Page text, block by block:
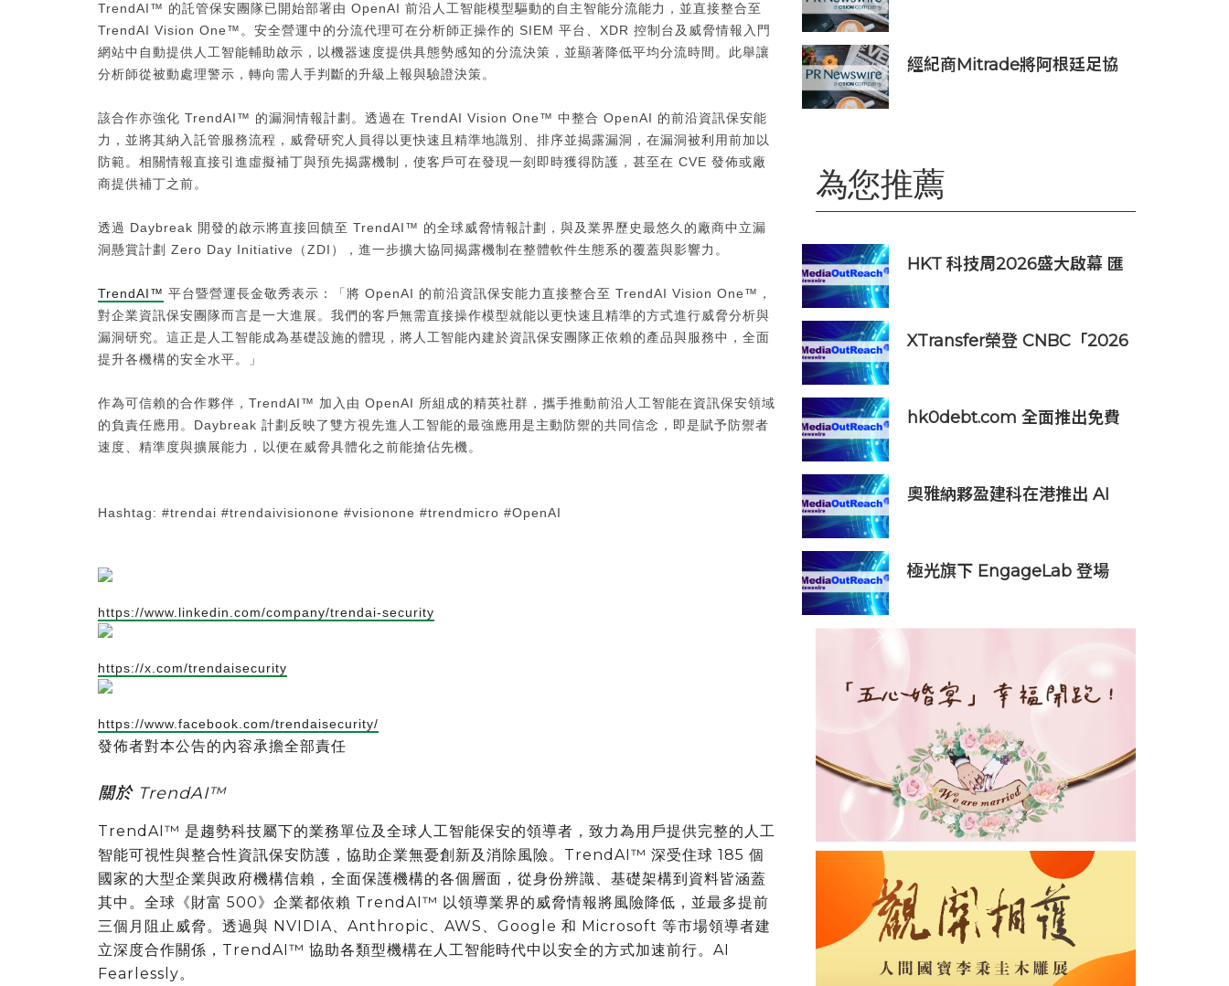
TrendAI™ 的託管保安團隊已開始部署由 OpenAI 前沿人工智能模型驅動的自主智能分流能力，並直接整合至
TrendAI Vision One™。安全營運中的分流代理可在分析師正操作的 SIEM 平台、XDR 控制台及威脅情報入門
網站中自動提供人工智能輔助啟示，以機器速度提供具態勢感知的分流決策，並顯著降低平均分流時間。此舉讓
分析師從被動處理警示，轉向需人手判斷的升級上報與驗證決策。
該合作亦強化 TrendAI™ 的漏洞情報計劃。透過在 TrendAI Vision One™ 中整合 OpenAI 的前沿資訊保安能
力，並將其納入託管服務流程，威脅研究人員得以更快速且精準地識別、排序並揭露漏洞，在漏洞被利用前加以
防範。相關情報直接引進虛擬補丁與預先揭露機制，使客戶可在發現一刻即時獲得防護，甚至在 CVE 發佈或廠
商提供補丁之前。
透過 Daybreak 開發的啟示將直接回饋至 TrendAI™ 的全球威脅情報計劃，與及業界歷史最悠久的廠商中立漏
洞懸賞計劃 Zero Day Initiative（ZDI），進一步擴大協同揭露機制在整體軟件生態系的覆蓋與影響力。
TrendAI™ 平台暨營運長金敬秀表示：「將 OpenAI 的前沿資訊保安能力直接整合至 TrendAI Vision One™，
對企業資訊保安團隊而言是一大進展。我們的客戶無需直接操作模型就能以更快速且精準的方式進行威脅分析與
漏洞研究。這正是人工智能成為基礎設施的體現，將人工智能內建於資訊保安團隊正依賴的產品與服務中，全面
提升各機構的安全水平。」
作為可信賴的合作夥伴，TrendAI™ 加入由 OpenAI 所組成的精英社群，攜手推動前沿人工智能在資訊保安領域
的負責任應用。Daybreak 計劃反映了雙方視先進人工智能的最強應用是主動防禦的共同信念，即是賦予防禦者
速度、精準度與擴展能力，以便在威脅具體化之前能搶佔先機。
Hashtag: #trendai #trendaivisionone #visionone #trendmicro #OpenAI
https://www.linkedin.com/company/trendai-security
https://x.com/trendaisecurity
https://www.facebook.com/trendaisecurity/
發佈者對本公告的內容承擔全部責任
關於 TrendAI™
TrendAI™ 是趨勢科技屬下的業務單位及全球人工智能保安的領導者，致力為用戶提供完整的人工
智能可視性與整合性資訊保安防護，協助企業無憂創新及消除風險。TrendAI™ 深受住球 185 個
國家的大型企業與政府機構信賴，全面保護機構的各個層面，從身份辨識、基礎架構到資料皆涵蓋
其中。全球《財富 500》企業都依賴 TrendAI™ 以領導業界的威脅情報將風險降低，並最多提前
三個月阻止威脅。透過與 NVIDIA、Anthropic、AWS、Google 和 Microsoft 等市場領導者建
立深度合作關係，TrendAI™ 協助各類型機構在人工智能時代中以安全的方式加速前行。AI
Fearlessly。
Pelitecan（Zoci）孤兒藥資
格認定，用於治療神經內分泌
經紀商Mitrade將阿根廷足協
為您推薦
HKT 科技周2026盛大啟幕 匯
XTransfer榮登 CNBC「2026
hk0debt.com 全面推出免費
奧雅納夥盈建科在港推出 AI
極光旗下 EngageLab 登場